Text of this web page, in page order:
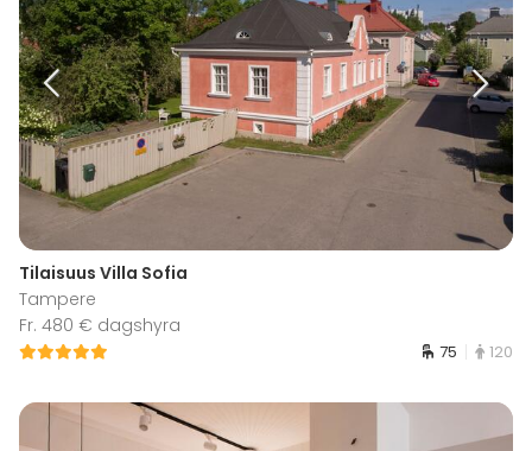
Tilaisuus Villa Sofia
Tampere
Fr. 480 € dagshyra
75 120